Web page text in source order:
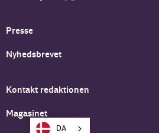
Presse
Nyhedsbrevet
Kontakt redaktionen
Magasinet
DA